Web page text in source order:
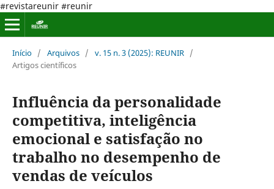
#revistareunir #reunir
Início / Arquivos / v. 15 n. 3 (2025): REUNIR /
Artigos científicos
Influência da personalidade
competitiva, inteligência
emocional e satisfação no
trabalho no desempenho de
vendas de veículos